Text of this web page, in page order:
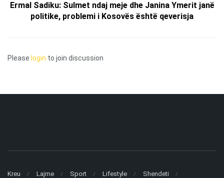
Ermal Sadiku: Sulmet ndaj meje dhe Janina Ymerit janë
politike, problemi i Kosovës është qeverisja
Please login to join discussion
Kreu Lajme Sport Lifestyle Shendeti